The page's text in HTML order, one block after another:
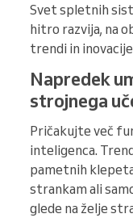
Svet spletnih
hitro razvija, na
trendi in
Napredek
strojnega
Pričakujte več
inteligenca.
pametnih
strankam ali
glede na želje